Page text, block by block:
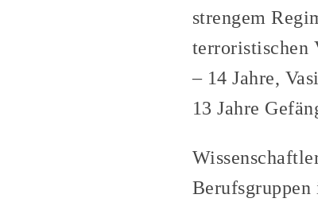
strengem
terroristischen
– 14 Jahre,
13 Jahre